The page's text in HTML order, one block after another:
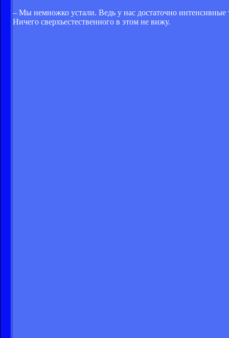
– Мы немножко устали. Ведь у нас достаточно интенсивные
Ничего сверхъестественного в этом не вижу.